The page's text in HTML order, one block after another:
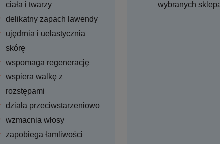
ciała i twarzy
delikatny zapach lawendy
ujędrnia i uelastycznia
skórę
wspomaga regenerację
wspiera walkę z
rozstępami
działa przeciwstarzeniowo
wzmacnia włosy
zapobiega łamliwości
wybranych